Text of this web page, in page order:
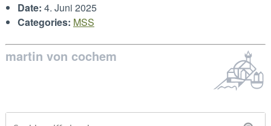
Date: 4. Juni 2025
Categories: MSS
martin von cochem